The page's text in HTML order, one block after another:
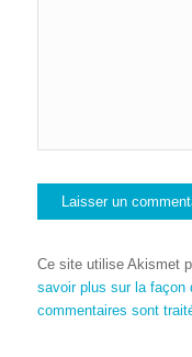
Ce site utilise Akismet
savoir plus sur la façon
commentaires sont